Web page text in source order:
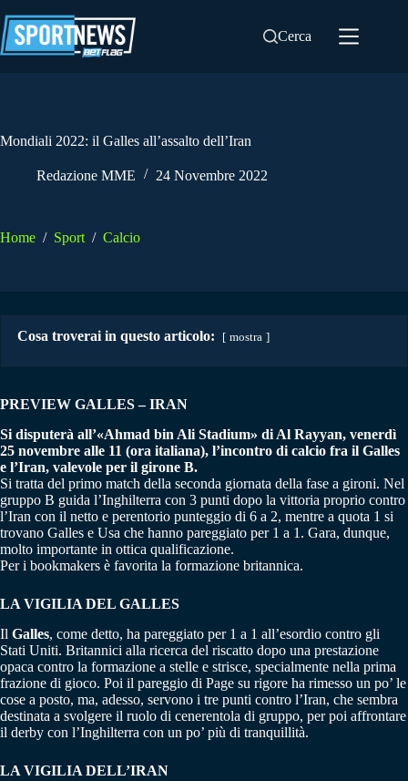
al
contenuto
Cerca
Mondiali 2022: il Galles all’assalto dell’Iran
Redazione MME 24 Novembre 2022
Home / Sport / Calcio
Cosa troverai in questo articolo: mostra
PREVIEW GALLES – IRAN
Si disputerà all’«Ahmad bin Ali Stadium» di Al Rayyan, venerdì
25 novembre alle 11 (ora italiana), l’incontro di calcio fra il Galles
e l’Iran, valevole per il girone B.
Si tratta del primo match della seconda giornata della fase a gironi. Nel
gruppo B guida l’Inghilterra con 3 punti dopo la vittoria proprio contro
l’Iran con il netto e perentorio punteggio di 6 a 2, mentre a quota 1 si
trovano Galles e Usa che hanno pareggiato per 1 a 1. Gara, dunque,
molto importante in ottica qualificazione.
Per i bookmakers è favorita la formazione britannica.
LA VIGILIA DEL GALLES
Il Galles, come detto, ha pareggiato per 1 a 1 all’esordio contro gli
Stati Uniti. Britannici alla ricerca del riscatto dopo una prestazione
opaca contro la formazione a stelle e strisce, specialmente nella prima
frazione di gioco. Poi il pareggio di Page su rigore ha rimesso un po’ le
cose a posto, ma, adesso, servono i tre punti contro l’Iran, che sembra
destinata a svolgere il ruolo di cenerentola di gruppo, per poi affrontare
il derby con l’Inghilterra con un po’ più di tranquillità.
LA VIGILIA DELL’IRAN